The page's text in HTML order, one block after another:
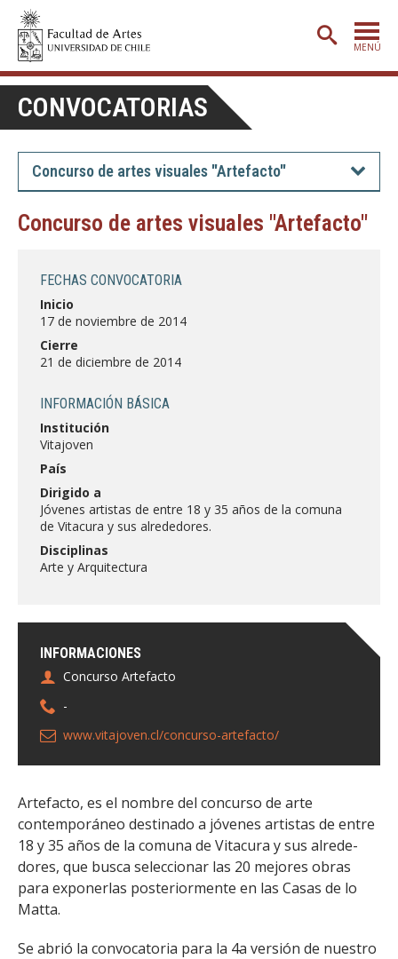
MENÚ
PORTADA
ADMISIÓN
ETAPA BÁSICA
CARRERAS
POSTGRADO
DEPARTAMENTOS
FACULTAD
Estudiantes
CONVOCATORIAS
Concurso de artes visuales "Artefacto"
Concurso de artes visuales "Artefacto"
INFORMACIONES
Concurso Artefacto
-
www.vitajoven.cl/concurso-artefacto/
FECHAS CONVOCATORIA
Inicio
17 de noviembre de 2014
Cierre
21 de diciembre de 2014
INFORMACIÓN BÁSICA
Institución
Vitajoven
País
Dirigido a
Jóvenes artistas de entre 18 y 35 años de la comuna
de Vitacura y sus alrededores.
Disciplinas
Arte y Arquitectura
Artefacto, es el nombre del concurso de arte
contemporáneo destinado a jóvenes artistas de entre
18 y 35 años de la comuna de Vitacura y sus alrede-
dores, que busca seleccionar las 20 mejores obras
para exponerlas posteriormente en las Casas de lo
Matta.
Se abrió la convocatoria para la 4a versión de nuestro